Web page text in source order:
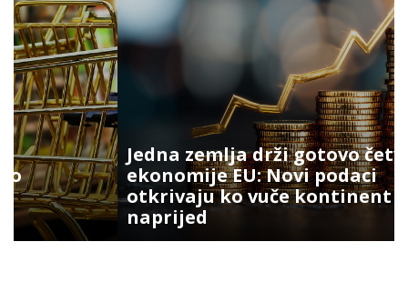
Jedna zemlja drži gotovo četvrtinu
ekonomije EU: Novi podaci
otkrivaju ko vuče kontinent
naprijed